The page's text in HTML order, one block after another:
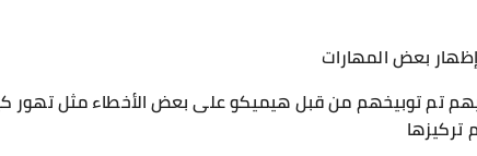
بعض المهارات
تم توبيخهم من قبل هيميكو على بعض الأخطاء مثل تهور
تركيزها